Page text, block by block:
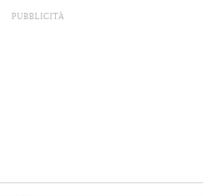
PUBBLICITÀ